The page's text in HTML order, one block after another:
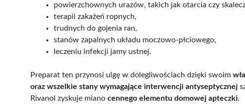
powierzchownych urazów, takich jak otarcia czy
terapii zakażeń ropnych,
trudnych do gojenia ran,
stanów zapalnych układu moczowo-płciowego,
leczeniu infekcji jamy ustnej.
Preparat ten przynosi ulgę w dolegliwościach dzięki swoim
oraz wszelkie stany wymagające interwencji antyseptycznej
Rivanol zyskuje miano cennego elementu domowej apteczki.